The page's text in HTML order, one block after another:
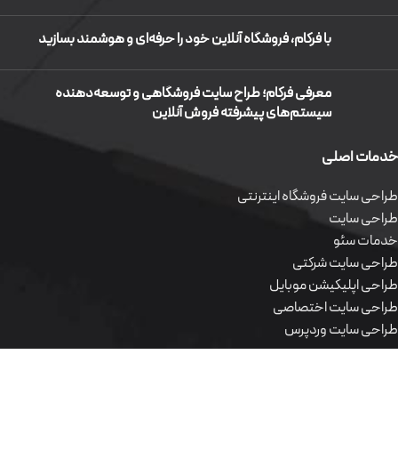
با فرکام، فروشگاه آنلاین خود را حرفه‌ای و هوشمند بسازید
معرفی فرکام؛ طراح سایت فروشگاهی و توسعه‌دهنده
سیستم‌های پیشرفته فروش آنلاین
خدمات اصلی
طراحی سایت فروشگاه اینترنتی
طراحی سایت
خدمات سئو
طراحی سایت شرکتی
طراحی اپلیکیشن موبایل
طراحی سایت اختصاصی
طراحی سایت وردپرس